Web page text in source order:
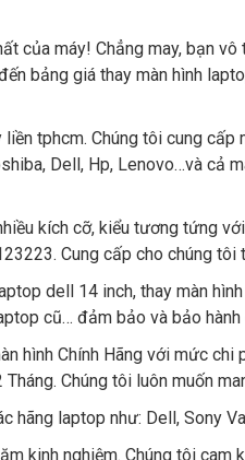
của máy! Chẳng may, bạn
bảng giá thay màn hình
tphcm. Chúng tôi cung
Dell, Hp, Lenovo…và cả
kích cỡ, kiểu tương tứng
Cung cấp cho chúng
dell 14 inch, thay màn
cũ… đảm bảo và bảo hành
hình Chính Hãng với mức chi
Chúng tôi luôn muốn
laptop như: Dell, Sony
kinh nghiệm. Chúng tôi cam